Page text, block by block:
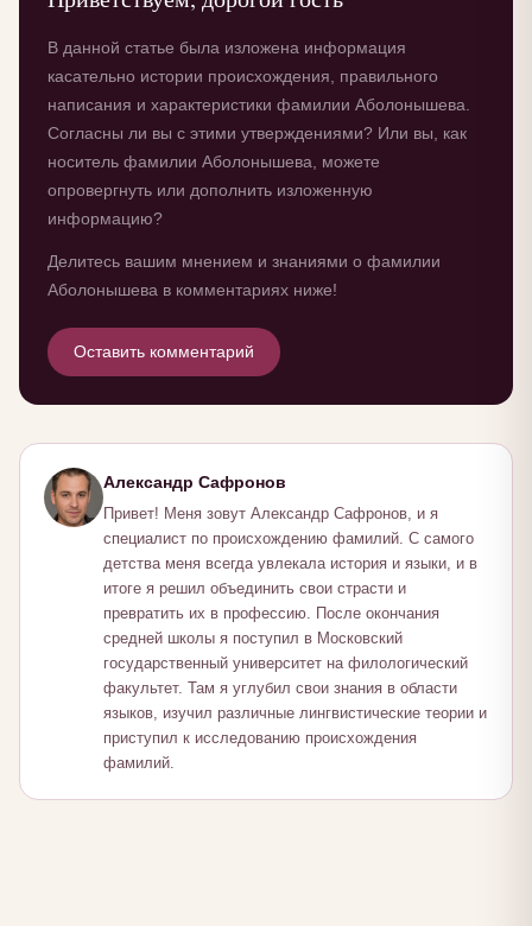
В данной статье была изложена информация
касательно истории происхождения, правильного
написания и характеристики фамилии Аболонышева.
Согласны ли вы с этими утверждениями? Или вы, как
носитель фамилии Аболонышева, можете
опровергнуть или дополнить изложенную
информацию?
Делитесь вашим мнением и знаниями о фамилии
Аболонышева в комментариях ниже!
Оставить комментарий
Александр Сафронов
Привет! Меня зовут Александр Сафронов, и я
специалист по происхождению фамилий. С самого
детства меня всегда увлекала история и языки, и в
итоге я решил объединить свои страсти и
превратить их в профессию. После окончания
средней школы я поступил в Московский
государственный университет на филологический
факультет. Там я углубил свои знания в области
языков, изучил различные лингвистические теории и
приступил к исследованию происхождения
фамилий.